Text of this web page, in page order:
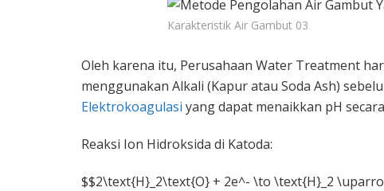
Karakteristik Air Gambut 03
Oleh karena itu, Perusahaan Water Treatment
menggunakan Alkali (Kapur atau Soda Ash)
Elektrokoagulasi yang dapat menaikkan pH
Reaksi Ion Hidroksida di Katoda:
$$2\text{H}_2\text{O} + 2e^- \to \text{H}_2